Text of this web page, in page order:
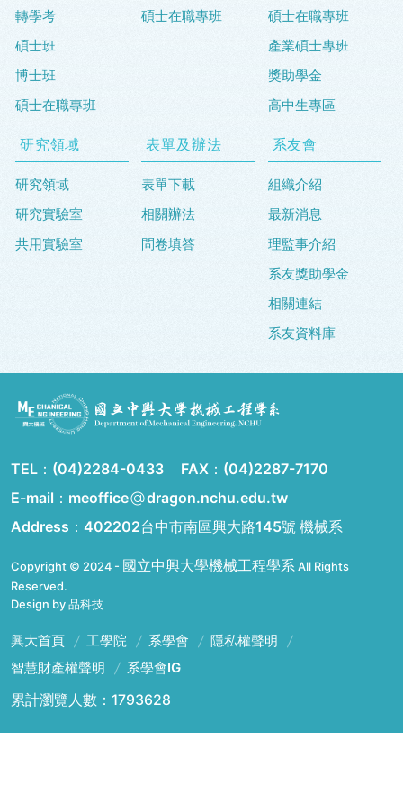
轉學考
碩士班
博士班
碩士在職專班
碩士在職專班
碩士在職專班
產業碩士專班
獎助學金
高中生專區
研究領域
研究領域
研究實驗室
共用實驗室
表單及辦法
表單下載
相關辦法
問卷填答
系友會
組織介紹
最新消息
理監事介紹
系友獎助學金
相關連結
系友資料庫
TEL： (04)2284-0433 FAX： (04)2287-7170
E-mail：meoffice
dragon.nchu.edu.tw
Address： 402202台中市南區興大路145號 機械系
Copyright © 2024 - 國立中興大學機械工程學系All Rights
Reserved.
Design by 品科技
興大首頁 工學院 系學會
隱私權聲明
智慧財產權聲明
系學會IG
累計瀏覽人數：1793628